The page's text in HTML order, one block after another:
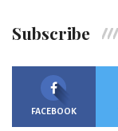
Subscribe
FACEBOOK